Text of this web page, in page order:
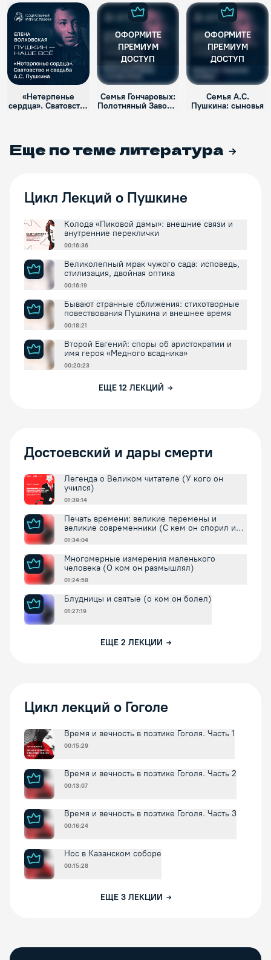
«Нетерпенье
сердца». Сватовство
ОФОРМИТЕ
ПРЕМИУМ
ДОСТУП
Семья Гончаровых:
Полотняный Завод и
ОФОРМИТЕ
ПРЕМИУМ
ДОСТУП
Семья А.С.
Пушкина: сыновья
Еще по теме литература
Цикл Лекций о Пушкине
Колода «Пиковой дамы»: внешние связи и
внутренние переклички
00:16:36
Великолепный мрак чужого сада: исповедь,
стилизация, двойная оптика
00:16:19
Бывают странные сближения: стихотворные
повествования Пушкина и внешнее время
00:18:21
Второй Евгений: споры об аристократии и
имя героя «Медного всадника»
00:20:23
ЕЩЕ 12 ЛЕКЦИЙ
Достоевский и дары смерти
Легенда о Великом читателе (У кого он
учился)
01:39:14
Печать времени: великие перемены и
великие современники (С кем он спорил и
соглашался)
01:34:04
Многомерные измерения маленького
человека (О ком он размышлял)
01:24:58
Блудницы и святые (о ком он болел)
01:27:19
ЕЩЕ 2 ЛЕКЦИИ
Цикл лекций о Гоголе
Время и вечность в поэтике Гоголя. Часть 1
00:15:29
Время и вечность в поэтике Гоголя. Часть 2
00:13:07
Время и вечность в поэтике Гоголя. Часть 3
00:16:24
Нос в Казанском соборе
00:15:28
ЕЩЕ 3 ЛЕКЦИИ